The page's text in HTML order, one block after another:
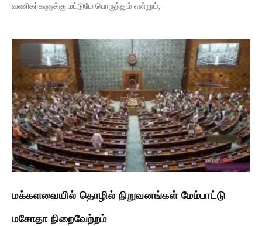
வணிகர்களுக்கு மட்டுமே பொருந்தும் என்றும்,
மக்களவையில் தொழில் நிறுவனங்கள் மேம்பாட்டு
மசோதா நிறைவேற்றம்